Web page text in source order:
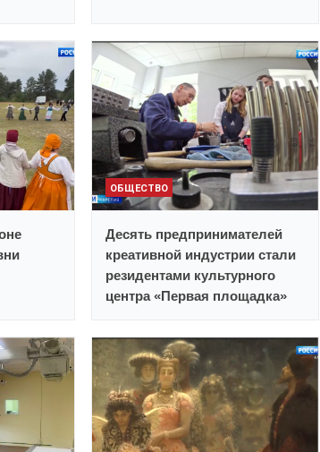
ОБЩЕСТВО
Десять предпринимателей
креативной индустрии стали
резидентами культурного
центра «Первая площадка»